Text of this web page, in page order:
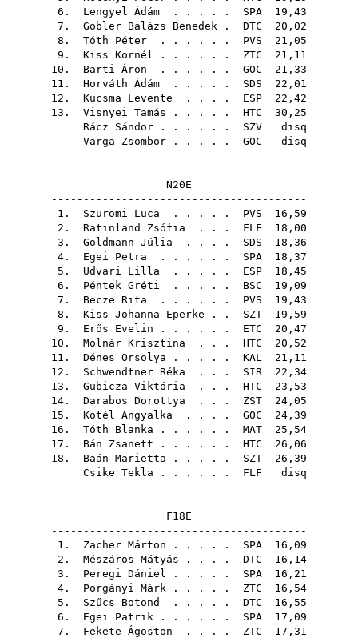
6. Lengyel Ádám . . . . . SPA 19,43
7. Göbler Balázs Benedek . DTC 20,02
8. Tóth Péter . . . . . . PVS 21,05
9. Kiss Kornél . . . . . . ZTC 21,11
10. Barti Áron . . . . . . GOC 21,33
11. Horváth Ádám . . . . . SDS 22,01
12. Kucsma Levente . . . . ESP 22,42
13. Visnyei Tamás . . . . . HTC 30,25
Rácz Sándor . . . . . . SZV disq
Varga Zsombor . . . . . GOC disq
N20E
----------------------------------------
1. Szuromi Luca . . . . . PVS 16,59
2. Ratinland Zsófia . . . FLF 18,00
3. Goldmann Júlia . . . . SDS 18,36
4. Egei Petra . . . . . . SPA 18,37
5. Udvari Lilla . . . . . ESP 18,45
6. Péntek Gréti . . . . . BSC 19,09
7. Becze Rita . . . . . . PVS 19,43
8. Kiss Johanna Eperke . . SZT 19,59
9. Erős Evelin . . . . . . ETC 20,47
10. Molnár Krisztina . . . HTC 20,52
11. Dénes Orsolya . . . . . KAL 21,11
12. Schwendtner Réka . . . SIR 22,34
13. Gubicza Viktória . . . HTC 23,53
14. Darabos Dorottya . . . ZST 24,05
15. Kötél Angyalka . . . . GOC 24,39
16. Tóth Blanka . . . . . . MAT 25,54
17. Bán Zsanett . . . . . . HTC 26,06
18. Baán Marietta . . . . . SZT 26,39
Csike Tekla . . . . . . FLF disq
F18E
----------------------------------------
1. Zacher Márton . . . . . SPA 16,09
2. Mészáros Mátyás . . . . DTC 16,14
3. Peregi Dániel . . . . . SPA 16,21
4. Porgányi Márk . . . . . ZTC 16,54
5. Szűcs Botond . . . . . DTC 16,55
6. Egei Patrik . . . . . . SPA 17,09
7. Fekete Ágoston . . . . ZTC 17,31